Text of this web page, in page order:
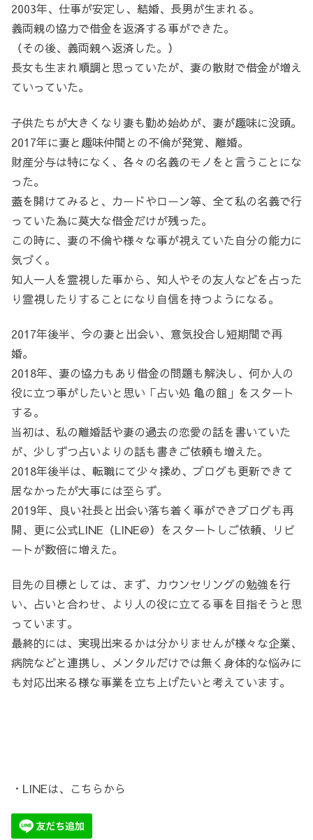
2003年、仕事が安定し、結婚、長男が生まれる。
義両親の協力で借金を返済する事ができた。
（その後、義両親へ返済した。）
長女も生まれ順調と思っていたが、妻の散財で借金が増え
ていっていた。
子供たちが大きくなり妻も勤め始めが、妻が趣味に没頭。
2017年に妻と趣味仲間との不倫が発覚、離婚。
財産分与は特になく、各々の名義のモノをと言うことにな
った。
蓋を開けてみると、カードやローン等、全て私の名義で行
っていた為に莫大な借金だけが残った。
この時に、妻の不倫や様々な事が視えていた自分の能力に
気づく。
知人一人を霊視した事から、知人やその友人などを占った
り霊視したりすることになり自信を持つようになる。
2017年後半、今の妻と出会い、意気投合し短期間で再
婚。
2018年、妻の協力もあり借金の問題も解決し、何か人の
役に立つ事がしたいと思い「占い処 亀の館」をスタート
する。
当初は、私の離婚話や妻の過去の恋愛の話を書いていた
が、少しずつ占いよりの話も書きご依頼も増えた。
2018年後半は、転職にて少々揉め、ブログも更新できて
居なかったが大事には至らず。
2019年、良い社長と出会い落ち着く事ができブログも再
開、更に公式LINE（LINE@）をスタートしご依頼、リピ
ートが数倍に増えた。
目先の目標としては、まず、カウンセリングの勉強を行
い、占いと合わせ、より人の役に立てる事を目指そうと思
っています。
最終的には、実現出来るかは分かりませんが様々な企業、
病院などと連携し、メンタルだけでは無く身体的な悩みに
も対応出来る様な事業を立ち上げたいと考えています。
・LINEは、こちらから